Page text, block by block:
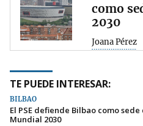
como
2030
Joana Pérez
TE PUEDE INTERESAR:
BILBAO
El PSE defiende Bilbao como sede
Mundial 2030